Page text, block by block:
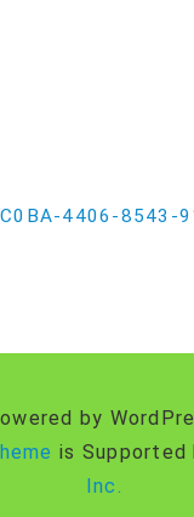
4406-8543-
by
is
Inc.